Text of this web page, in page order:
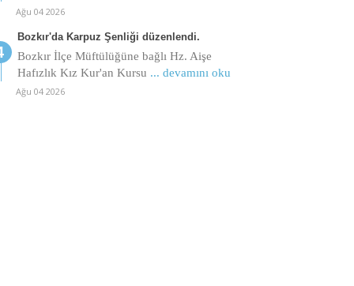
Ağu 04 2026
Bozkır'da Karpuz Şenliği düzenlendi.
Bozkır İlçe Müftülüğüne bağlı Hz. Aişe
Hafızlık Kız Kur'an Kursu ... devamını oku
Ağu 04 2026